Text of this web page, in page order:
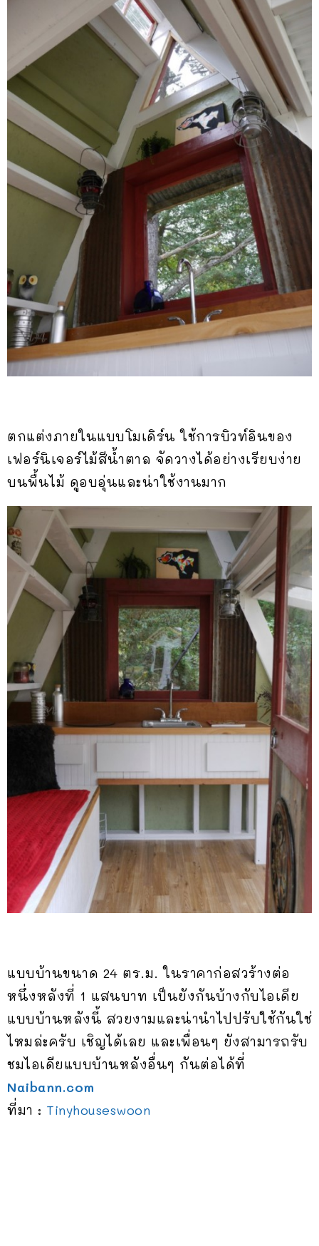
ตกแต่งภายในแบบโมเดิร์น ใช้การบิวท์อินของ
เฟอร์นิเจอร์ไม้สีน้ำตาล จัดวางได้อย่างเรียบง่าย
บนพื้นไม้ ดูอบอุ่นและน่าใช้งานมาก
แบบบ้านขนาด 24 ตร.ม. ในราคาก่อสวร้างต่อ
หนึ่งหลังที่ 1 แสนบาท เป็นยังกันบ้างกับไอเดีย
แบบบ้านหลังนี้ สวยงามและน่านำไปปรับใช้กันใช่
ไหมล่ะครับ เชิญได้เลย และเพื่อนๆ ยังสามารถรับ
ชมไอเดียแบบบ้านหลังอื่นๆ กันต่อได้ที่
Naibann.com
ที่มา : Tinyhouseswoon